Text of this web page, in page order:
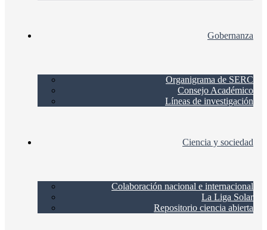
Gobernanza
Organigrama de SERC
Consejo Académico
Líneas de investigación
Ciencia y sociedad
Colaboración nacional e internacional
La Liga Solar
Repositorio ciencia abierta